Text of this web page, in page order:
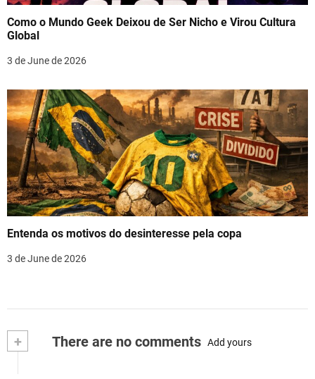
Como o Mundo Geek Deixou de Ser Nicho e Virou Cultura
Global
3 de June de 2026
Entenda os motivos do desinteresse pela copa
3 de June de 2026
+ There are no comments Add yours